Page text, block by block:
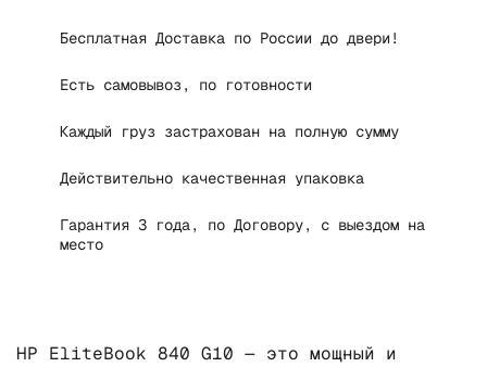
Бесплатная Доставка по России до двери!
Есть самовывоз, по готовности
Каждый груз застрахован на полную сумму
Действительно качественная упаковка
Гарантия 3 года, по Договору, с выездом на
место
HP EliteBook 840 G10 — это мощный и